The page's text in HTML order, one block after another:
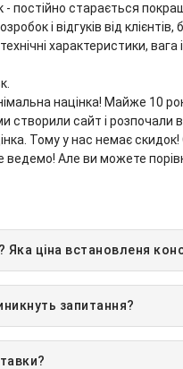
- постійно старається
і відгуків від
характеристики,
націнка! Майже 10
сайт і розпочали
Тому у нас немає
Але ви можете
ціна встановленя
запитання?